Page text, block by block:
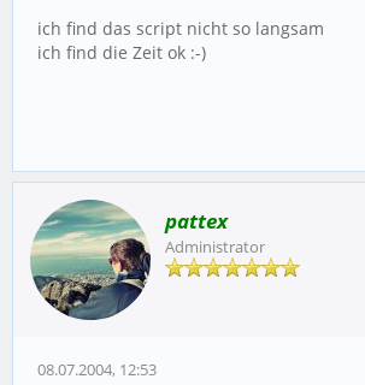
ich find das script nicht so langsam
ich find die Zeit ok :-)
pattex
Administrator
08.07.2004, 12:53